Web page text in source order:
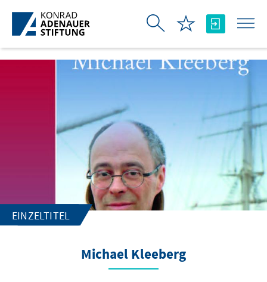
Zum Hauptinhalt springen
EINZELTITEL
Michael Kleeberg